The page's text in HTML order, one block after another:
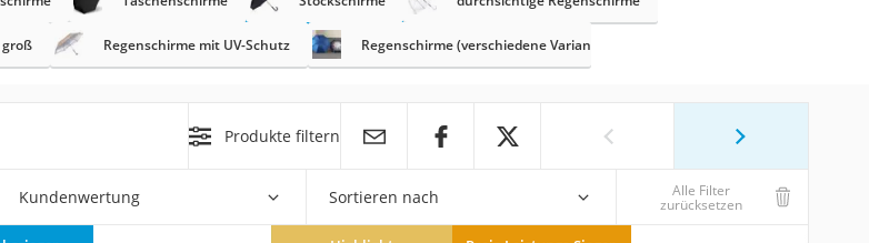
groß Regenschirme mit UV-Schutz Regenschirme (verschiedene Varianten)
Produkte filtern
Kundenwertung Sortieren nach Alle Filter
zurücksetzen